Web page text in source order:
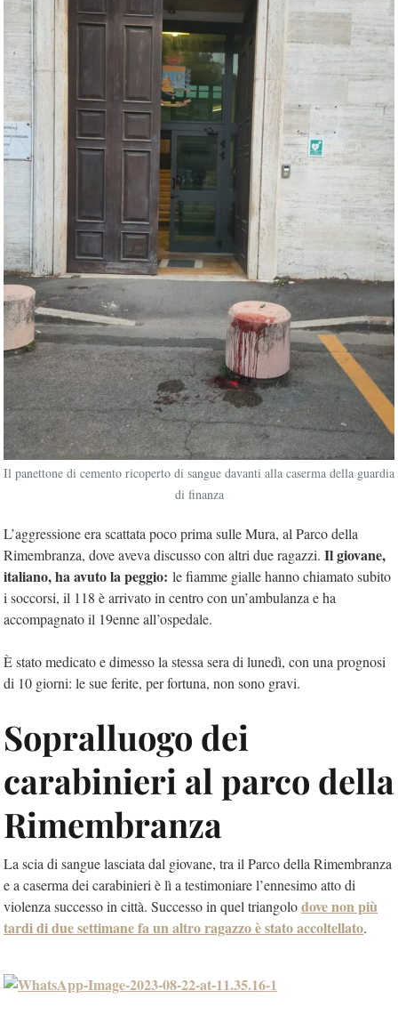
Il panettone di cemento ricoperto di sangue davanti alla caserma della guardia
di finanza
L’aggressione era scattata poco prima sulle Mura, al Parco della
Rimembranza, dove aveva discusso con altri due ragazzi. Il giovane,
italiano, ha avuto la peggio: le fiamme gialle hanno chiamato subito
i soccorsi, il 118 è arrivato in centro con un’ambulanza e ha
accompagnato il 19enne all’ospedale.
È stato medicato e dimesso la stessa sera di lunedì, con una prognosi
di 10 giorni: le sue ferite, per fortuna, non sono gravi.
Sopralluogo dei
carabinieri al parco della
Rimembranza
La scia di sangue lasciata dal giovane, tra il Parco della Rimembranza
e a caserma dei carabinieri è lì a testimoniare l’ennesimo atto di
violenza successo in città. Successo in quel triangolodove non più
tardi di due settimane fa un altro ragazzo è stato accoltellato.